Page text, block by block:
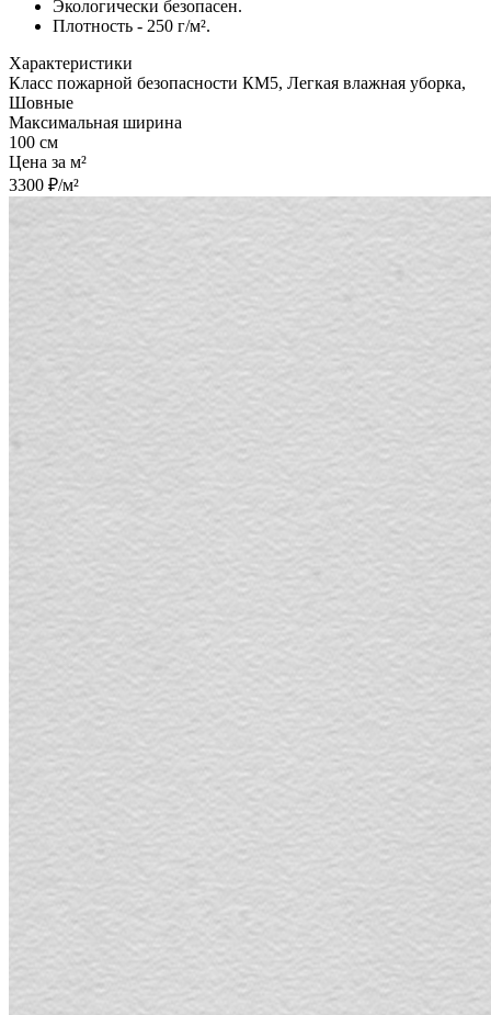
Экологически безопасен.
Плотность - 250 г/м².
Характеристики
Класс пожарной безопасности КМ5, Легкая влажная уборка,
Шовные
Максимальная ширина
100 см
Цена за м²
3300 ₽/м²